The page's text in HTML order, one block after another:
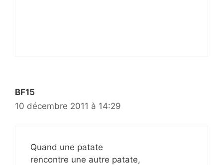
BF15
10 décembre 2011 à 14:29
Quand une patate
rencontre une autre patate,